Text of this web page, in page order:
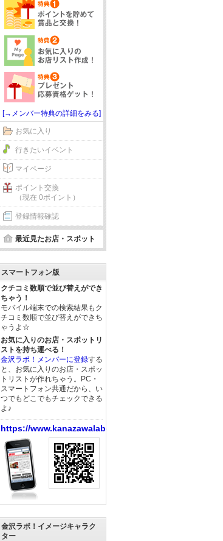
[→メンバー特典の詳細をみる]
お気に入り
行きたいイベント
マイページ
ポイント交換
（現在 0ポイント）
登録情報確認
最近見たお店・スポット
スマートフォン版
クチコミ数順で並び替えができ
ちゃう！
モバイル端末での検索結果もク
チコミ数順で並び替えができち
ゃうよ☆
お気に入りのお店・スポットリ
ストを持ち運べる！
金沢ラボ！メンバーに登録する
と、お気に入りのお店・スポッ
トリストが作れちゃう。PC・
スマートフォン共通だから、い
つでもどこでもチェックできる
よ♪
https://www.kanazawalabo.net/
金沢ラボ！イメージキャラク
ター